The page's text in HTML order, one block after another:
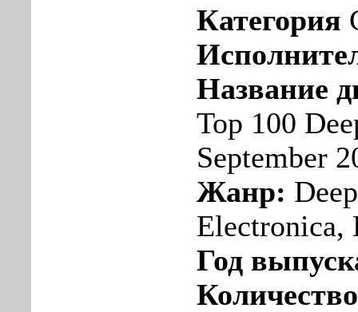
Категория
Название
Top 100
September
Жанр:
Electronica,
Год